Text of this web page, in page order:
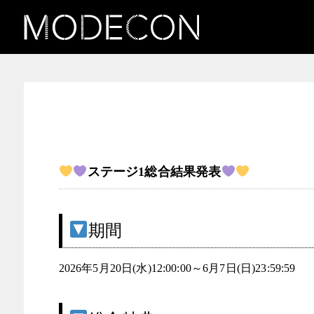
ステージ1総合結果発表
期間
2026年5月20日(水)12:00:00～6月7日(日)23:59:59